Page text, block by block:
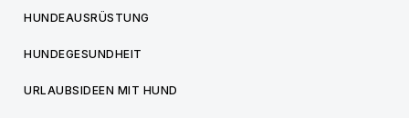
HUNDEAUSRÜSTUNG
HUNDEGESUNDHEIT
URLAUBSIDEEN MIT HUND